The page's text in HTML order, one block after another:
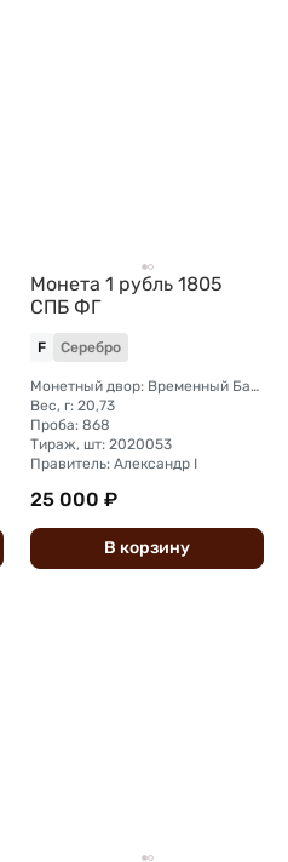
Монета 1 рубль 1805
СПБ ФГ
F Серебро
Монетный двор: Временный Банковский монетный двор (Санкт-Петербург)
Вес, г: 20,73
Проба: 868
Тираж, шт: 2020053
Правитель: Александр I
25 000 ₽
В корзину